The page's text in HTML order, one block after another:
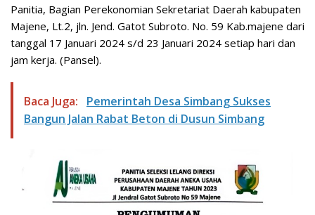
Panitia, Bagian Perekonomian Sekretariat Daerah kabupaten
Majene, Lt.2, jln. Jend. Gatot Subroto. No. 59 Kab.majene dari
tanggal 17 Januari 2024 s/d 23 Januari 2024 setiap hari dan
jam kerja. (Pansel).
Baca Juga:
Pemerintah Desa Simbang Sukses
Bangun Jalan Rabat Beton di Dusun Simbang